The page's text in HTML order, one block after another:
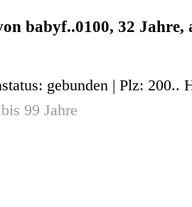
babyf..0100, 32 Jahre,
gebunden | Plz: 200..
99 Jahre